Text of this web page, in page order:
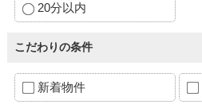
20分以内
こだわりの条件
新着物件